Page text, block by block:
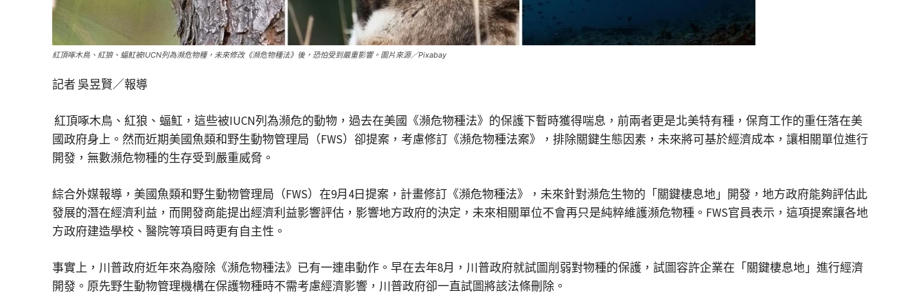
紅頂啄木鳥、紅狼、蝠魟被IUCN列為瀕危物種，未來修改《瀕危物種法》後，恐怕受到嚴重影響。圖片來源／Pixabay
記者 吳昱賢／報導
紅頂啄木鳥、紅狼、蝠魟，這些被IUCN列為瀕危的動物，過去在美國《瀕危物種法》的保護下暫時獲得喘息，前兩者更是北美特有種，保育工作的重任落在美
國政府身上。然而近期美國魚類和野生動物管理局（FWS）卻提案，考慮修訂《瀕危物種法案》，排除關鍵生態因素，未來將可基於經濟成本，讓相關單位進行
開發，無數瀕危物種的生存受到嚴重威脅。
綜合外媒報導，美國魚類和野生動物管理局（FWS）在9月4日提案，計畫修訂《瀕危物種法》，未來針對瀕危生物的「關鍵棲息地」開發，地方政府能夠評估此
發展的潛在經濟利益，而開發商能提出經濟利益影響評估，影響地方政府的決定，未來相關單位不會再只是純粹維護瀕危物種。FWS官員表示，這項提案讓各地
方政府建造學校、醫院等項目時更有自主性。
事實上，川普政府近年來為廢除《瀕危物種法》已有一連串動作。早在去年8月，川普政府就試圖削弱對物種的保護，試圖容許企業在「關鍵棲息地」進行經濟
開發。原先野生動物管理機構在保護物種時不需考慮經濟影響，川普政府卻一直試圖將該法條刪除。